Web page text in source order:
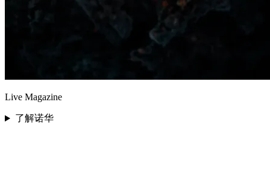
Live Magazine
了解诺华